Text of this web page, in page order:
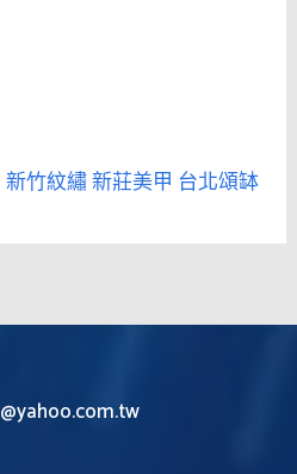
新竹紋繡新莊美甲 台北頌缽